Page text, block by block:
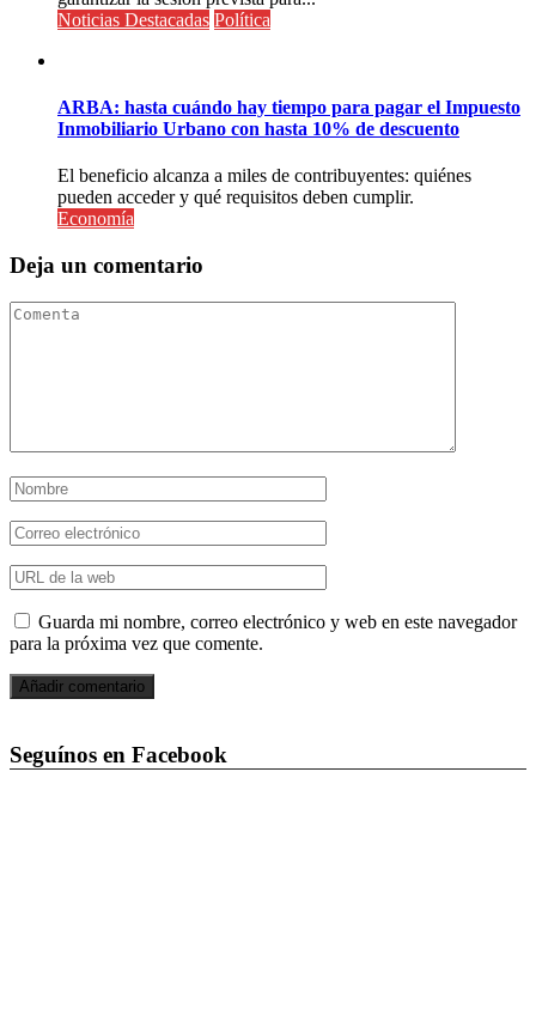
Noticias Destacadas Política
ARBA: hasta cuándo hay tiempo para pagar el Impuesto
Inmobiliario Urbano con hasta 10% de descuento
El beneficio alcanza a miles de contribuyentes: quiénes
pueden acceder y qué requisitos deben cumplir.
Economía
Deja un comentario
Guarda mi nombre, correo electrónico y web en este navegador
para la próxima vez que comente.
Seguínos en Facebook